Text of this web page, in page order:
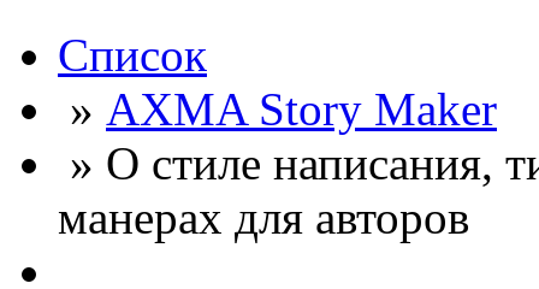
Список
» AXMA Story Maker
» О стиле написания,
манерах для авторов